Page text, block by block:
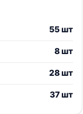
55 шт
8 шт
28 шт
37 шт